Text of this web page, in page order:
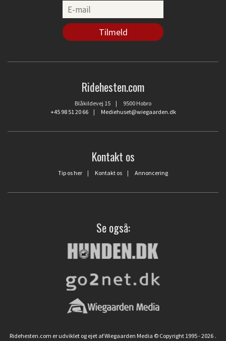
Ridehesten.com
Blåkildevej 15 | 9500 Hobro
+45 98 51 20 66| Mediehuset@wiegaarden.dk
Kontakt os
Tip os her | Kontakt os | Annoncering
Se også:
Ridehesten.com er udviklet og ejet af Wiegaarden Media © Copyright 1995 - 2026 .